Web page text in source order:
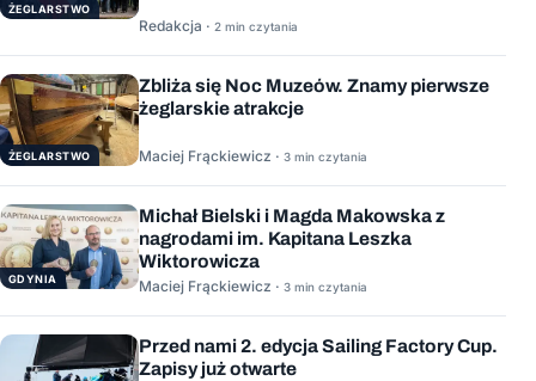
ŻEGLARSTWO
Redakcja · 2 min czytania
ŻEGLARSTWO
Zbliża się Noc Muzeów. Znamy pierwsze
żeglarskie atrakcje
Maciej Frąckiewicz · 3 min czytania
GDYNIA
Michał Bielski i Magda Makowska z
nagrodami im. Kapitana Leszka
Wiktorowicza
Maciej Frąckiewicz · 3 min czytania
Przed nami 2. edycja Sailing Factory Cup.
Zapisy już otwarte